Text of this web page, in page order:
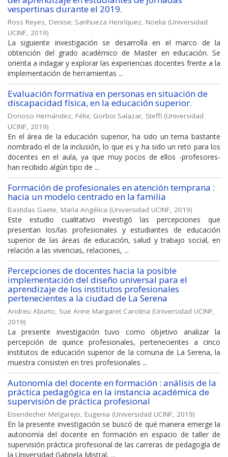
vespertinas durante el 2019.
Ross Reyes, Denise; Sanhueza Henríquez, Noelia (Universidad
UCINF, 2019)
La siguiente investigación se desarrolla en el marco de la
obtención del grado académico de Master en educación. Se
orienta a indagar y explorar las experiencias docentes frente a la
implementación de herramientas ...
Evaluación formativa en personas en situación de
discapacidad física, en la educación superior.
Donoso Hernández, Félix; Gorboi Salazar, Steffi (Universidad
UCINF, 2019)
En el área de la educación superior, ha sido un tema bastante
nombrado el de la inclusión, lo que es y ha sido un reto para los
docentes en el aula, ya que muy pocos de ellos -profesores-
han recibido algún tipo de ...
Formación de profesionales en atención temprana :
hacia un modelo centrado en la familia
Bastidas Gaete, María Angélica (Universidad UCINF, 2019)
Este estudio cualitativo investigó las percepciones que
presentan los/las profesionales y estudiantes de educación
superior de las áreas de educación, salud y trabajo social, en
relación a las vivencias, relaciones, ...
Percepciones de docentes hacia la posible
implementación del diseño universal para el
aprendizaje de los institutos profesionales
pertenecientes a la ciudad de La Serena
Andreu Aburto, Sue Anne Margaret Carolina (Universidad UCINF,
2019)
La presente investigación tuvo como objetivo analizar la
percepción de quince profesionales, pertenecientes a cinco
institutos de educación superior de la comuna de La Serena, la
muestra consisten en tres profesionales ...
Autonomía del docente en formación : análisis de la
práctica pedagógica en la instancia académica de
supervisión de práctica profesional
Eisendecher Melgarejo, Eugenia (Universidad UCINF, 2019)
En la presente investigación se buscó de qué manera emerge la
autonomía del docente en formación en espacio de taller de
supervisión práctica profesional de las carreras de pedagogía de
la Universidad Gabriela Mistral, ...